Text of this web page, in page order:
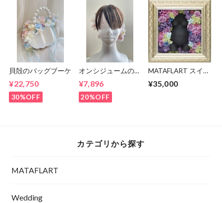
貝殻のバッグブーケ
¥22,750
30%OFF
オンシジュームのイ
ーツセット
¥7,896
20%OFF
MATAFLART スイー
MIX【受注生産】
¥35,000
カテゴリから探す
MATAFLART
Wedding